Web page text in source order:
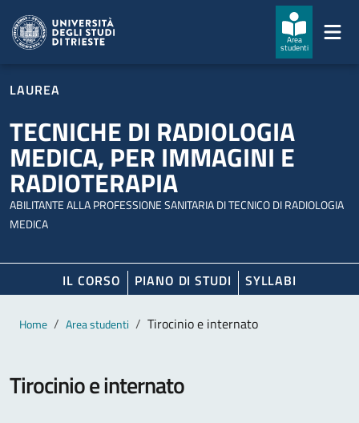
Area
studenti
LAUREA
TECNICHE DI RADIOLOGIA
MEDICA, PER IMMAGINI E
RADIOTERAPIA
ABILITANTE ALLA PROFESSIONE SANITARIA DI TECNICO DI RADIOLOGIA
MEDICA
IL CORSO PIANO DI STUDI SYLLABI
Contenuto principale
Breadcrumb
Home Area studenti Tirocinio e internato
Tirocinio e internato